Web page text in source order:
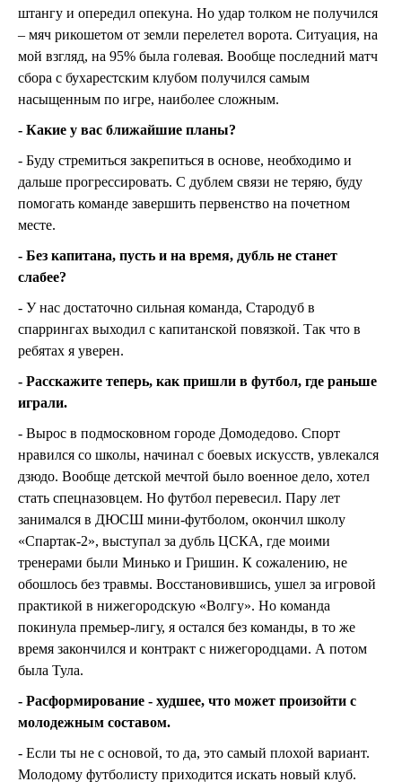
штангу и опередил опекуна. Но удар толком не получился
– мяч рикошетом от земли перелетел ворота. Ситуация, на
мой взгляд, на 95% была голевая. Вообще последний матч
сбора с бухарестским клубом получился самым
насыщенным по игре, наиболее сложным.
- Какие у вас ближайшие планы?
- Буду стремиться закрепиться в основе, необходимо и
дальше прогрессировать. С дублем связи не теряю, буду
помогать команде завершить первенство на почетном
месте.
- Без капитана, пусть и на время, дубль не станет
слабее?
- У нас достаточно сильная команда, Стародуб в
спаррингах выходил с капитанской повязкой. Так что в
ребятах я уверен.
- Расскажите теперь, как пришли в футбол, где раньше
играли.
- Вырос в подмосковном городе Домодедово. Спорт
нравился со школы, начинал с боевых искусств, увлекался
дзюдо. Вообще детской мечтой было военное дело, хотел
стать спецназовцем. Но футбол перевесил. Пару лет
занимался в ДЮСШ мини-футболом, окончил школу
«Спартак-2», выступал за дубль ЦСКА, где моими
тренерами были Минько и Гришин. К сожалению, не
обошлось без травмы. Восстановившись, ушел за игровой
практикой в нижегородскую «Волгу». Но команда
покинула премьер-лигу, я остался без команды, в то же
время закончился и контракт с нижегородцами. А потом
была Тула.
- Расформирование - худшее, что может произойти с
молодежным составом.
- Если ты не с основой, то да, это самый плохой вариант.
Молодому футболисту приходится искать новый клуб.